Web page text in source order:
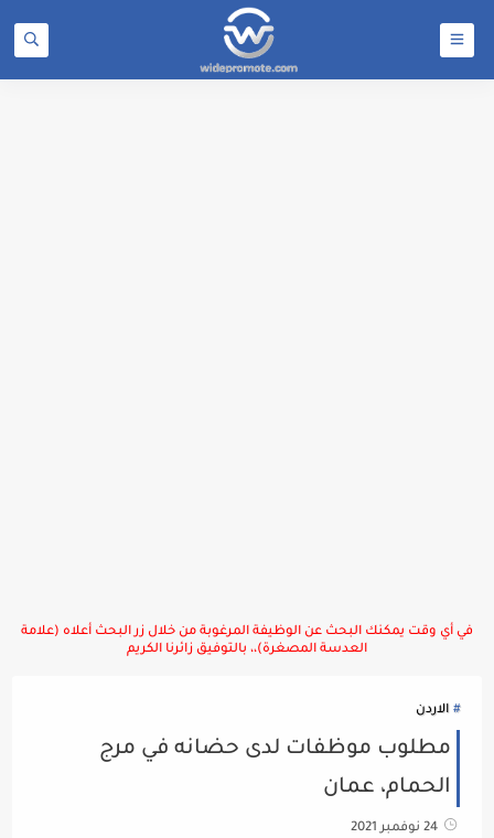
في أي وقت يمكنك البحث عن الوظيفة المرغوبة من خلال زر البحث أعلاه (علامة
العدسة المصغرة)،، بالتوفيق زائرنا الكريم
الاردن
مطلوب موظفات لدى حضانه في مرج
الحمام، عمان
24 نوفمبر 2021